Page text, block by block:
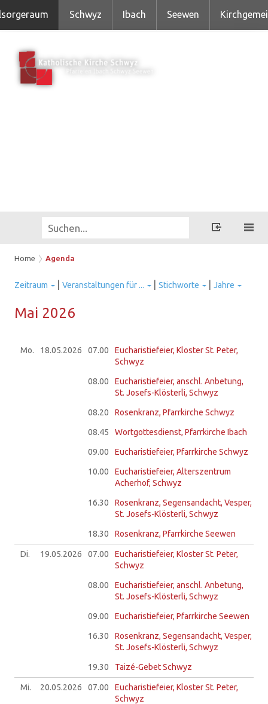
Schwyz Ibach Seewen
Home Agenda
Zeitraum Veranstaltungen für ... Stichworte Jahre
Mai 2026
Mo. 18.05.2026 07.00
Eucharistiefeier, Kloster St. Peter,
Schwyz
08.00
Eucharistiefeier, anschl. Anbetung,
St. Josefs-Klösterli, Schwyz
08.20 Rosenkranz, Pfarrkirche Schwyz
08.45 Wortgottesdienst, Pfarrkirche Ibach
09.00 Eucharistiefeier, Pfarrkirche Schwyz
10.00
Eucharistiefeier, Alterszentrum
Acherhof, Schwyz
16.30
Rosenkranz, Segensandacht, Vesper,
St. Josefs-Klösterli, Schwyz
18.30 Rosenkranz, Pfarrkirche Seewen
Di. 19.05.2026 07.00
Eucharistiefeier, Kloster St. Peter,
Schwyz
08.00
Eucharistiefeier, anschl. Anbetung,
St. Josefs-Klösterli, Schwyz
09.00 Eucharistiefeier, Pfarrkirche Seewen
16.30
Rosenkranz, Segensandacht, Vesper,
St. Josefs-Klösterli, Schwyz
19.30 Taizé-Gebet Schwyz
Mi. 20.05.2026 07.00
Eucharistiefeier, Kloster St. Peter,
Schwyz